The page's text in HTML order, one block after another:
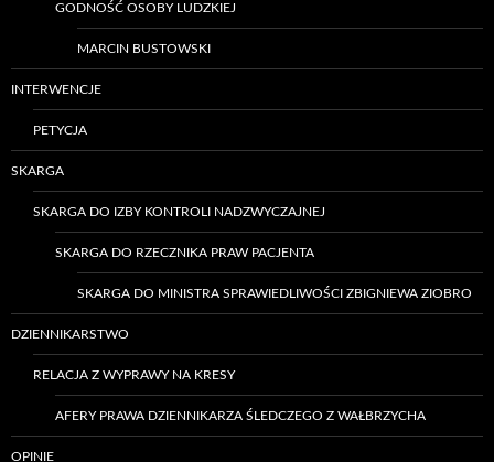
GODNOŚĆ OSOBY LUDZKIEJ
MARCIN BUSTOWSKI
INTERWENCJE
PETYCJA
SKARGA
SKARGA DO IZBY KONTROLI NADZWYCZAJNEJ
SKARGA DO RZECZNIKA PRAW PACJENTA
SKARGA DO MINISTRA SPRAWIEDLIWOŚCI ZBIGNIEWA ZIOBRO
DZIENNIKARSTWO
RELACJA Z WYPRAWY NA KRESY
AFERY PRAWA DZIENNIKARZA ŚLEDCZEGO Z WAŁBRZYCHA
OPINIE